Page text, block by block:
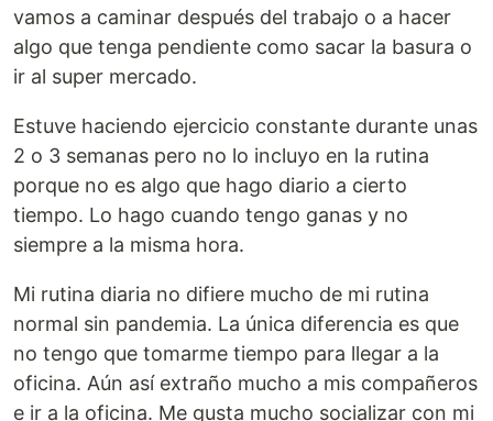
vamos a caminar después del trabajo o a hacer
algo que tenga pendiente como sacar la basura o
ir al super mercado.
Estuve haciendo ejercicio constante durante unas
2 o 3 semanas pero no lo incluyo en la rutina
porque no es algo que hago diario a cierto
tiempo. Lo hago cuando tengo ganas y no
siempre a la misma hora.
Mi rutina diaria no difiere mucho de mi rutina
normal sin pandemia. La única diferencia es que
no tengo que tomarme tiempo para llegar a la
oficina. Aún así extraño mucho a mis compañeros
e ir a la oficina. Me gusta mucho socializar con mi